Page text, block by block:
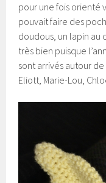
pour une fois orienté
pouvait faire des
doudous, un lapin
très bien puisque
sont arrivés autour
Eliott, Marie-Lou,